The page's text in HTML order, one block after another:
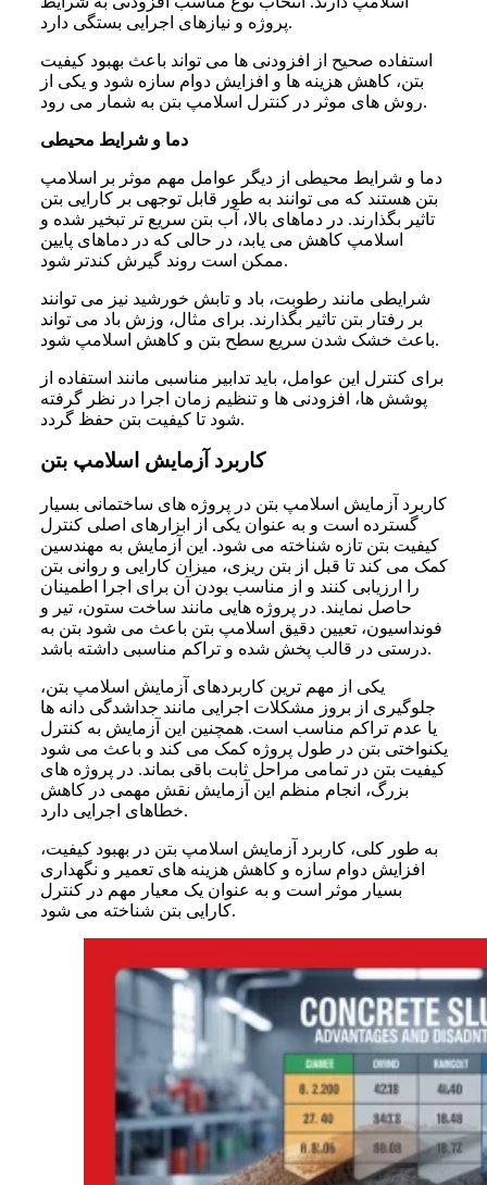
پروژه و نیازهای اجرایی بستگی دارد.
استفاده صحیح از افزودنی ها می تواند باعث بهبود کیفیت
بتن، کاهش هزینه ها و افزایش دوام سازه شود و یکی از
روش های موثر در کنترل اسلامپ بتن به شمار می رود.
دما و شرایط محیطی
دما و شرایط محیطی از دیگر عوامل مهم موثر بر اسلامپ
بتن هستند که می توانند به طور قابل توجهی بر کارایی بتن
تاثیر بگذارند. در دماهای بالا، آب بتن سریع تر تبخیر شده و
اسلامپ کاهش می یابد، در حالی که در دماهای پایین
ممکن است روند گیرش کندتر شود.
شرایطی مانند رطوبت، باد و تابش خورشید نیز می توانند
بر رفتار بتن تاثیر بگذارند. برای مثال، وزش باد می تواند
باعث خشک شدن سریع سطح بتن و کاهش اسلامپ شود.
برای کنترل این عوامل، باید تدابیر مناسبی مانند استفاده از
پوشش ها، افزودنی ها و تنظیم زمان اجرا در نظر گرفته
شود تا کیفیت بتن حفظ گردد.
کاربرد آزمایش اسلامپ بتن
کاربرد آزمایش اسلامپ بتن در پروژه های ساختمانی بسیار
گسترده است و به عنوان یکی از ابزارهای اصلی کنترل
کیفیت بتن تازه شناخته می شود. این آزمایش به مهندسین
کمک می کند تا قبل از بتن ریزی، میزان کارایی و روانی بتن
را ارزیابی کنند و از مناسب بودن آن برای اجرا اطمینان
حاصل نمایند. در پروژه هایی مانند ساخت ستون، تیر و
فونداسیون، تعیین دقیق اسلامپ بتن باعث می شود بتن به
درستی در قالب پخش شده و تراکم مناسبی داشته باشد.
یکی از مهم ترین کاربردهای آزمایش اسلامپ بتن،
جلوگیری از بروز مشکلات اجرایی مانند جداشدگی دانه ها
یا عدم تراکم مناسب است. همچنین این آزمایش به کنترل
یکنواختی بتن در طول پروژه کمک می کند و باعث می شود
کیفیت بتن در تمامی مراحل ثابت باقی بماند. در پروژه های
بزرگ، انجام منظم این آزمایش نقش مهمی در کاهش
خطاهای اجرایی دارد.
به طور کلی، کاربرد آزمایش اسلامپ بتن در بهبود کیفیت،
افزایش دوام سازه و کاهش هزینه های تعمیر و نگهداری
بسیار موثر است و به عنوان یک معیار مهم در کنترل
کارایی بتن شناخته می شود.